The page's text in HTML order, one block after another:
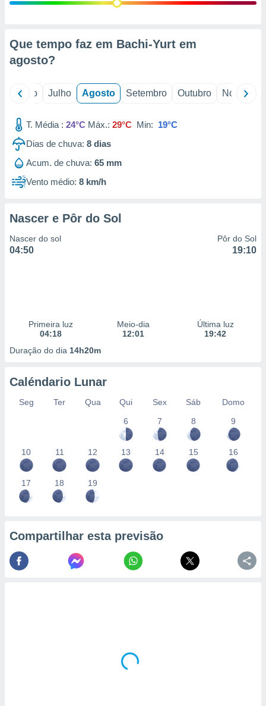
através
estudos
1199
Que tempo faz em Bachi-Yurt em
agosto?
Junho Julho Agosto Setembro Outubro Novembro
T. Média : 24°C Máx.: 29°C Min: 19°C
Dias de chuva: 8 dias
Acum. de chuva: 65 mm
Vento médio: 8 km/h
Nascer e Pôr do Sol
Nascer do sol
04:50
Pôr do Sol
19:10
Primeira luz
04:18
Meio-dia
12:01
Última luz
19:42
Duração do dia 14h20m
Caléndario Lunar
Seg Ter Qua Qui Sex Sáb
Domo
6
7 8 9
10 11 12 13 14 15 16
17 18 19
Compartilhar esta previsão